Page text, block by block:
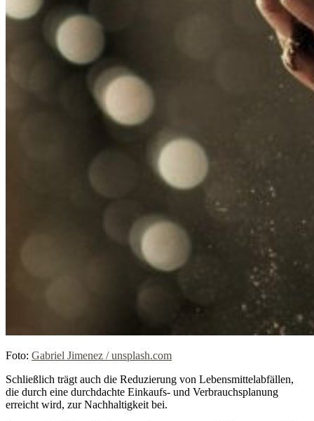
Foto: Gabriel Jimenez / unsplash.com
Schließlich trägt auch die Reduzierung von Lebensmittelabfällen,
die durch eine durchdachte Einkaufs- und Verbrauchsplanung
erreicht wird, zur Nachhaltigkeit bei.